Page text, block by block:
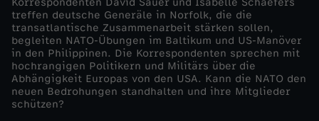
o
k
u
Korrespondenten David Sauer und Isabelle Schaefers
treffen deutsche Generäle in Norfolk, die die
transatlantische Zusammenarbeit stärken sollen,
begleiten NATO-Übungen im Baltikum und US-Manöver
in den Philippinen. Die Korrespondenten sprechen mit
hochrangigen Politikern und Militärs über die
Abhängigkeit Europas von den USA. Kann die NATO den
neuen Bedrohungen standhalten und ihre Mitglieder
schützen?